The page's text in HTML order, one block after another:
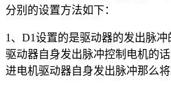
分别的设置方法如下：
1、D1设置的是驱动器的发出脉
驱动器自身发出脉冲控制电机的
进电机驱动器自身发出脉冲那么将